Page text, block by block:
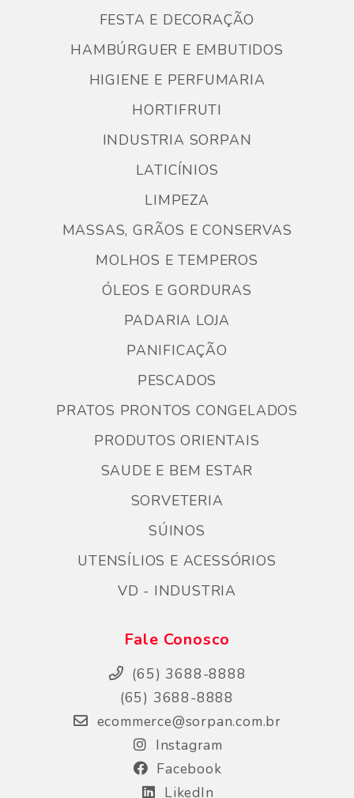
FESTA E DECORAÇÃO
HAMBÚRGUER E EMBUTIDOS
HIGIENE E PERFUMARIA
HORTIFRUTI
INDUSTRIA SORPAN
LATICÍNIOS
LIMPEZA
MASSAS, GRÃOS E CONSERVAS
MOLHOS E TEMPEROS
ÓLEOS E GORDURAS
PADARIA LOJA
PANIFICAÇÃO
PESCADOS
PRATOS PRONTOS CONGELADOS
PRODUTOS ORIENTAIS
SAUDE E BEM ESTAR
SORVETERIA
SÚINOS
UTENSÍLIOS E ACESSÓRIOS
VD - INDUSTRIA
Fale Conosco
(65) 3688-8888
(65) 3688-8888
ecommerce@sorpan.com.br
Instagram
Facebook
LikedIn